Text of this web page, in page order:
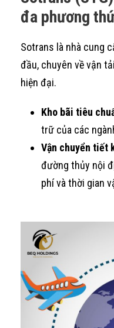
đa phương
Sotrans là nhà cung
đầu, chuyên về vận
hiện đại.
Kho bãi tiêu
trữ của các
Vận chuyển tiết
đường thủy nội
phí và thời gian